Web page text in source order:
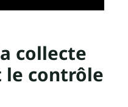
collecte
le contrôle